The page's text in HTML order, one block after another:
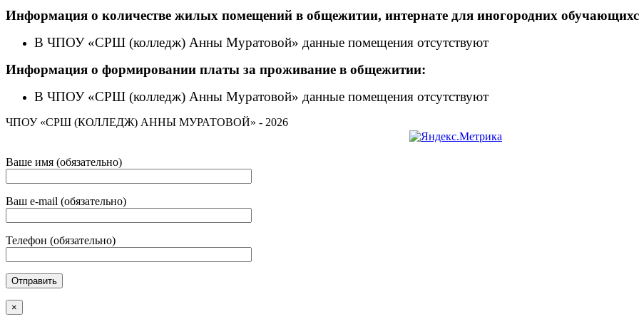
Информация о количестве жилых помещений в общежитии, интернате для иногородних
В ЧПОУ «СРШ (колледж) Анны Муратовой» данные помещения отсутствуют
Информация о формировании платы за проживание в общежитии:
В ЧПОУ «СРШ (колледж) Анны Муратовой» данные помещения отсутствуют
ЧПОУ «СРШ (КОЛЛЕДЖ) АННЫ МУРАТОВОЙ» - 2026
Ваше имя (обязательно)
Ваш e-mail (обязательно)
Телефон (обязательно)
×